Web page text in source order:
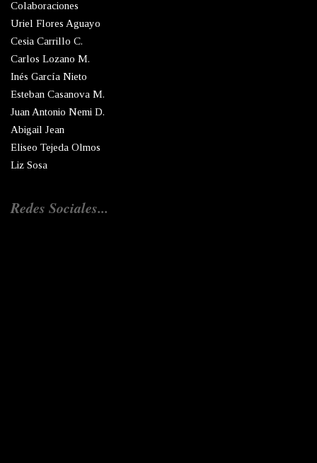
Colaboraciones
Uriel Flores Aguayo
Cesia Carrillo C.
Carlos Lozano M.
Inés García Nieto
Esteban Casanova M.
Juan Antonio Nemi D.
Abigail Jean
Eliseo Tejeda Olmos
Liz Sosa
Redes Sociales...